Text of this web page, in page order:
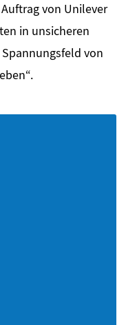
von Unilever
in unsicheren
von